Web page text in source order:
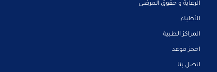
الرعاية و حقوق المرضى
الأطباء
المراكز الطبية
احجز موعد
اتصل بنا